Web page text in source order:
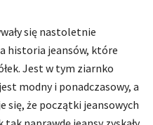
się nastoletnie
historia jeansów, które
Jest w tym ziarnko
modny i ponadczasowy, a
się, że początki jeansowych